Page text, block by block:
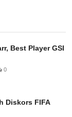
Best Player GSI
0
Diskors FIFA